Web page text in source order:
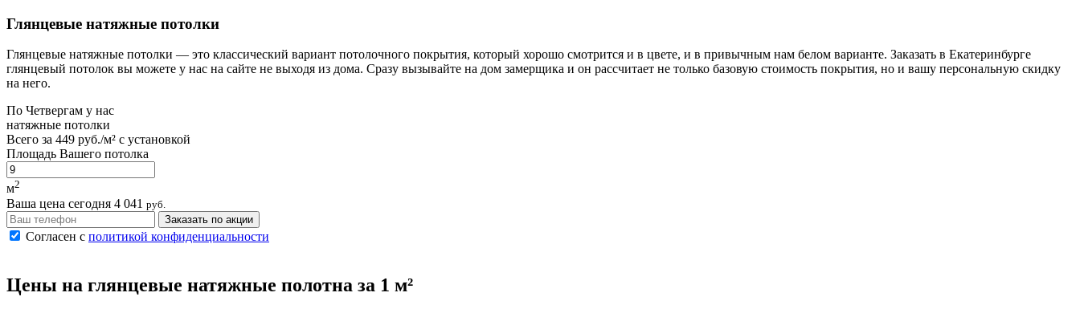
Глянцевые натяжные потолки
Глянцевые натяжные потолки — это классический вариант потолочного покрытия, который хорошо смотрится и в цвете, и в привычным нам белом варианте. Заказать в Екатеринбурге
глянцевый потолок вы можете у нас на сайте не выходя из дома. Сразу вызывайте на дом замерщика и он рассчитает не только базовую стоимость покрытия, но и вашу персональную скидку
на него.
По Четвергам у нас
натяжные потолки
Всего за 449 руб./м² с установкой
Площадь Вашего потолка
м2
Ваша цена сегодня 4 041 руб.
Заказать по акции
Согласен с политикой конфиденциальности
Цены на глянцевые натяжные полотна за 1 м²